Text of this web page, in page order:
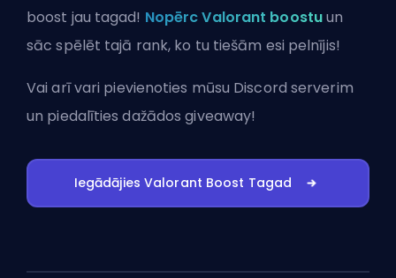
boost jau tagad! Nopērc Valorant boostuun
sāc spēlēt tajā rank, ko tu tiešām esi pelnījis!
Vai arī vari pievienoties mūsu Discord serverim
un piedalīties dažādos giveaway!
Iegādājies Valorant Boost Tagad